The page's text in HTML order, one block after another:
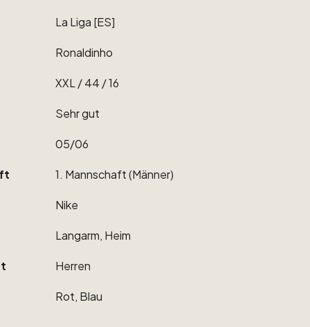
La Liga [ES]
Ronaldinho
XXL ​/​44 ​/​16
Sehrgut
05​/​06
1. Mannschaft(Männer)
Nike
Langarm, Heim
Herren
Rot, Blau